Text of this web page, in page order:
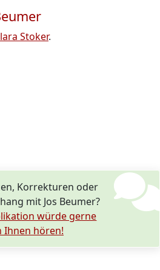
Stoker.
Korrekturen oder
mit Jos Beumer?
würde gerne
Ihnen hören!